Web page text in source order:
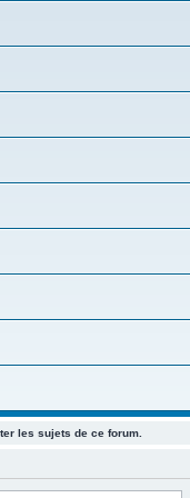
les sujets de ce forum.